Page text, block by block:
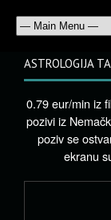
ASTROLOGIJA
0.79 eur/min iz
pozivi iz
poziv se
ekranu